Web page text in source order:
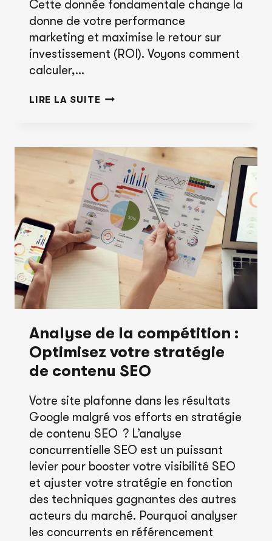
Cette donnée fondamentale change la
donne de votre performance
marketing et maximise le retour sur
investissement (ROI). Voyons comment
calculer,…
LIRE LA SUITE LA
CONVERSION
:
L’ARME
SECRÈTE
DE
VOS
CAMPAGNES
PUBLICITAIRES
Analyse de la compétition :
Optimisez votre stratégie
de contenu SEO
Votre site plafonne dans les résultats
Google malgré vos efforts en stratégie
de contenu SEO ? L’analyse
concurrentielle SEO est un puissant
levier pour booster votre visibilité SEO
et ajuster votre stratégie en fonction
des techniques gagnantes des autres
acteurs du marché. Pourquoi analyser
les concurrents en référencement